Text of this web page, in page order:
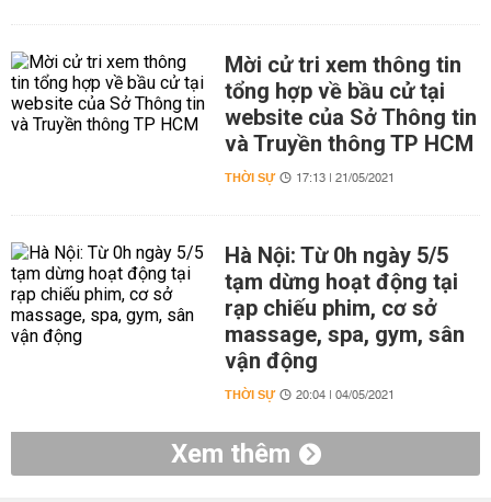
Mời cử tri xem thông tin
tổng hợp về bầu cử tại
website của Sở Thông tin
và Truyền thông TP HCM
THỜI SỰ 17:13 | 21/05/2021
Hà Nội: Từ 0h ngày 5/5
tạm dừng hoạt động tại
rạp chiếu phim, cơ sở
massage, spa, gym, sân
vận động
THỜI SỰ 20:04 | 04/05/2021
Xem thêm